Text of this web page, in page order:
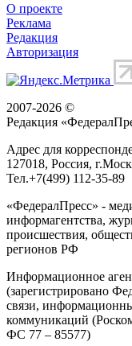
О проекте
Реклама
Редакция
Авторизация
2007-2026 ©
Редакция «
Адрес для
127018, Россия, г.
Тел.+7(499) 112-35-89
«ФедералПресс» -
информагентства,
происшествия,
регионов РФ
Информационное
(зарегистрировано
связи,
коммуникаций
ФС 77 – 85577)